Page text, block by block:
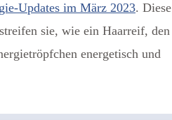
Updates im März 2023. Diese
sie, wie ein Haarreif, den
energetisch und